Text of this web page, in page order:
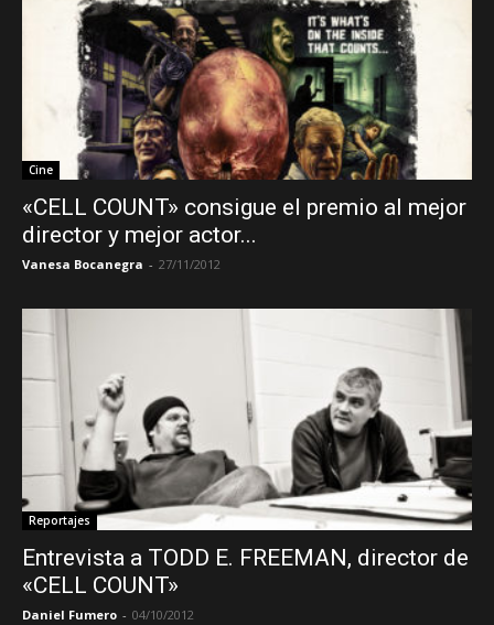
Cine
«CELL COUNT» consigue el premio al mejor
director y mejor actor...
Vanesa Bocanegra - 27/11/2012
Reportajes
Entrevista a TODD E. FREEMAN, director de
«CELL COUNT»
Daniel Fumero - 04/10/2012